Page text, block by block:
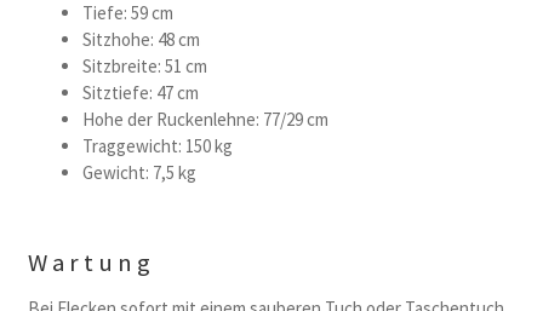
Tiefe: 59 cm
Sitzhohe: 48 cm
Sitzbreite: 51 cm
Sitztiefe: 47 cm
Hohe der Ruckenlehne: 77/29 cm
Traggewicht: 150 kg
Gewicht: 7,5 kg
Wartung